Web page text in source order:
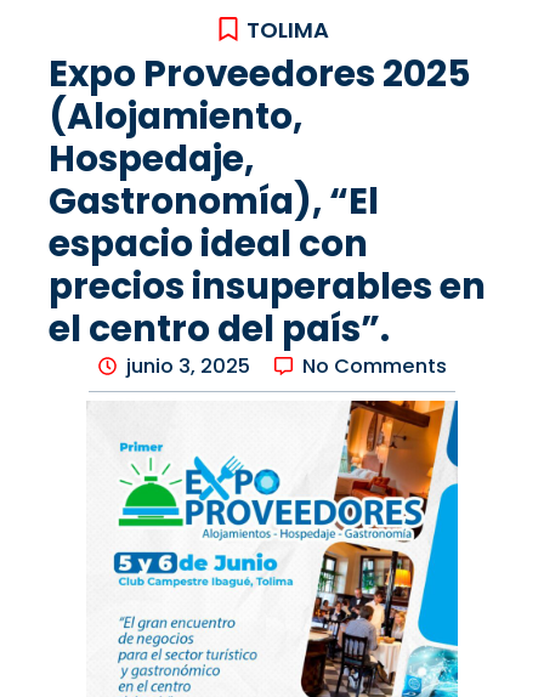
TOLIMA
Expo Proveedores 2025
(Alojamiento,
Hospedaje,
Gastronomía), “El
espacio ideal con
precios insuperables en
el centro del país”.
junio 3, 2025 No Comments